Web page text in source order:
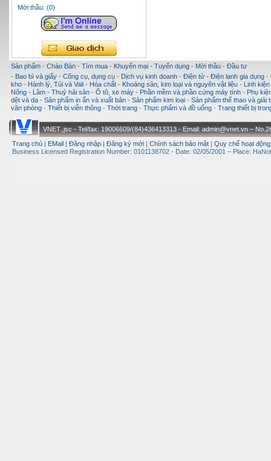
Mời thầu: (0)
Sản phẩm - Chào Bán - Tìm mua - Khuyến mại - Tuyển dụng - Mời thầu - Đầu tư
- Bao bì và giấy - Công cụ, dụng cụ - Dịch vụ kinh doanh - Điện tử - Điện lạnh gia dụng -
kho - Hành lý, Túi và Vali - Hóa chất - Khoáng sản, kim loại và nguyên vật liệu -
Linh
Nông - Lâm - Thuỷ hải sản - Ô tô, xe máy - Phần mềm và phần cứng máy tính - Phụ
dệt và da - Sản phẩm in ấn và xuất bản - Sản phẩm kim loại - Sản phẩm thể thao và giải
văn phòng - Thiết bị viễn thông - Thời trang - Thực phẩm và đồ uống - Trang thiết bị
VNET.,jsc - Tel/fax: 19006609/(84)436413313 - Email: admin@vnet.vn –
Trang chủ
EMail Đăng nhập Đăng ký mới Chính sách bảo mật Quy chế hoạt động
Business Licensed Registration Number: 0101138702 - Date: 02/05/2001 – Place: